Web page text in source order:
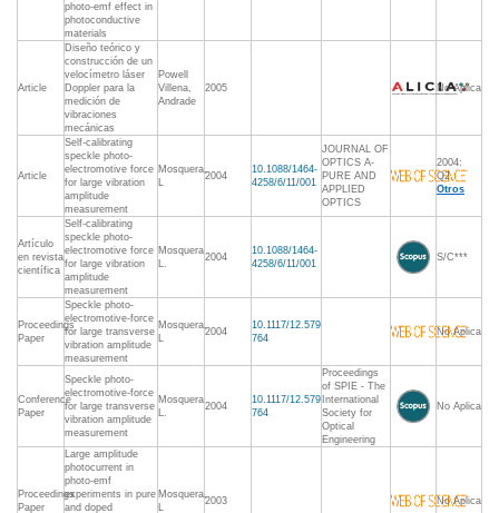
photo-emf effect in
photoconductive
materials
Article
Diseño teórico y
construcción de un
velocímetro láser
Doppler para la
medición de
vibraciones
mecánicas
Powell
Villena,
Andrade
2005 No Aplica
Article
Self-calibrating
speckle photo-
electromotive force
for large vibration
amplitude
measurement
Mosquera,
L
2004
10.1088/1464-
4258/6/11/001
JOURNAL OF
OPTICS A-
PURE AND
APPLIED
OPTICS
2004:
Q2,
Otros
Artículo
en revista
científica
Self-calibrating
speckle photo-
electromotive force
for large vibration
amplitude
measurement
Mosquera
L.
2004
10.1088/1464-
4258/6/11/001
S/C***
Proceedings
Paper
Speckle photo-
electromotive-force
for large transverse
vibration amplitude
measurement
Mosquera,
L
2004
10.1117/12.579
764
No Aplica
Conference
Paper
Speckle photo-
electromotive-force
for large transverse
vibration amplitude
measurement
Mosquera
L.
2004
10.1117/12.579
764
Proceedings
of SPIE - The
International
Society for
Optical
Engineering
No Aplica
Proceedings
Paper
Large amplitude
photocurrent in
photo-emf
experiments in pure
and doped
Mosquera,
L
2003 No Aplica